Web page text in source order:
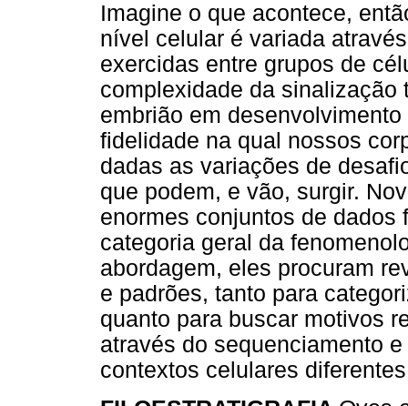
Imagine o que acontece,
nível celular é variada
exercidas entre grupos de
complexidade da
embrião em
fidelidade na qual nossos
dadas as variações de
que podem, e vão, surgir.
enormes conjuntos de dados
categoria geral da
abordagem, eles procuram
e padrões, tanto para
quanto para buscar motivos
através do sequenciamento
contextos celulares